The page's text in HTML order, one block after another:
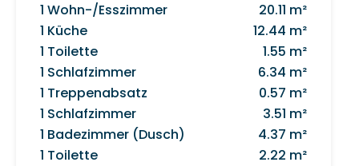
1 Wohn-/Esszimmer
20.11 m²
1 Küche
12.44 m²
1 Toilette
1.55 m²
1 Schlafzimmer
6.34 m²
1 Treppenabsatz
0.57 m²
1 Schlafzimmer
3.51 m²
1 Badezimmer (Dusch)
4.37 m²
1 Toilette
2.22 m²